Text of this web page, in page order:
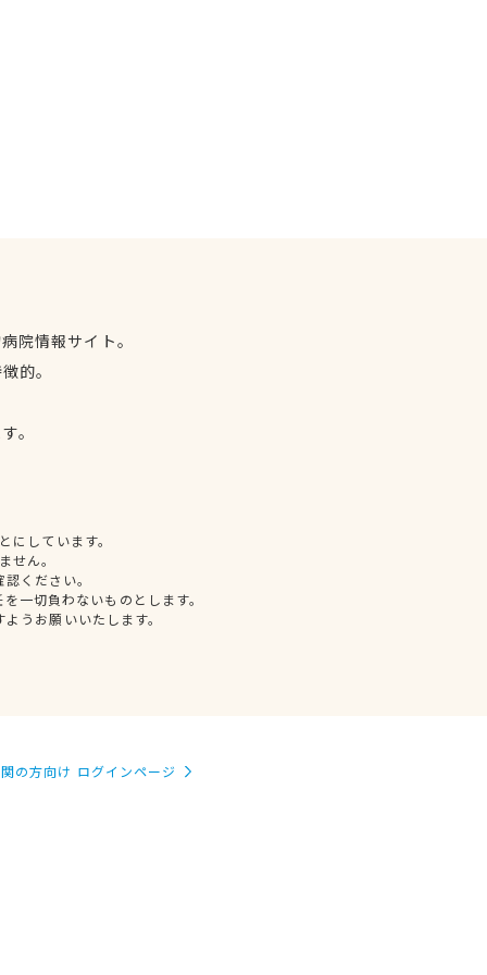
院情報サイト。
的。
。
しています。
せん。
ください。
一切負わないものとします。
うお願いいたします。
の方向け ログインページ